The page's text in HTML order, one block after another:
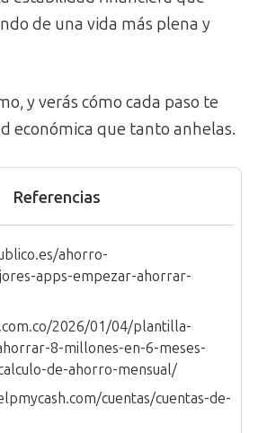
de una vida más plena y
y verás cómo cada paso te
económica que tanto anhelas.
Referencias
ahorro-
apps-empezar-ahorrar-
2026/01/04/plantilla-
8-millones-en-6-meses-
de-ahorro-mensual/
cuentas/cuentas-de-